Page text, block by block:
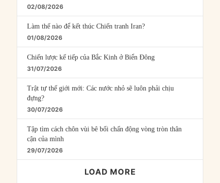
02/08/2026
Làm thế nào để kết thúc Chiến tranh Iran?
01/08/2026
Chiến lược kế tiếp của Bắc Kinh ở Biển Đông
31/07/2026
Trật tự thế giới mới: Các nước nhỏ sẽ luôn phải chịu
đựng?
30/07/2026
Tập tìm cách chôn vùi bê bối chấn động vòng tròn thân
cận của mình
29/07/2026
LOAD MORE